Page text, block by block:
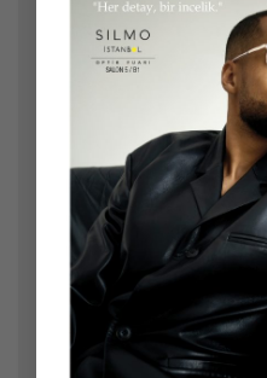
Ad *
E-posta *